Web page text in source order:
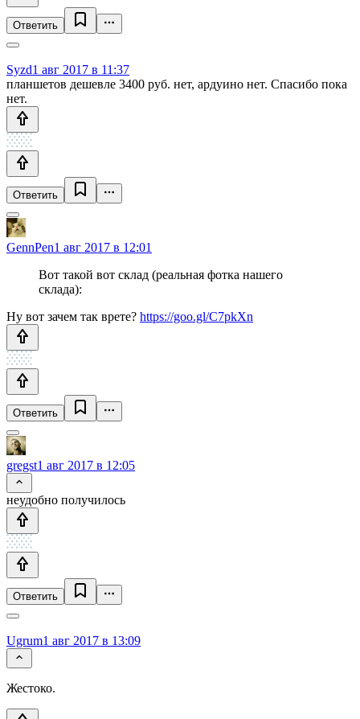
Ответить
Syzd1 авг 2017 в 11:37
планшетов дешевле 3400 руб. нет, ардуино нет. Спасибо пока
нет.
Ответить
GennPen1 авг 2017 в 12:01
Вот такой вот склад (реальная фотка нашего
склада):
Ну вот зачем так врете? https://goo.gl/C7pkXn
Ответить
gregst1 авг 2017 в 12:05
неудобно получилось
Ответить
Ugrum1 авг 2017 в 13:09
Жестоко.